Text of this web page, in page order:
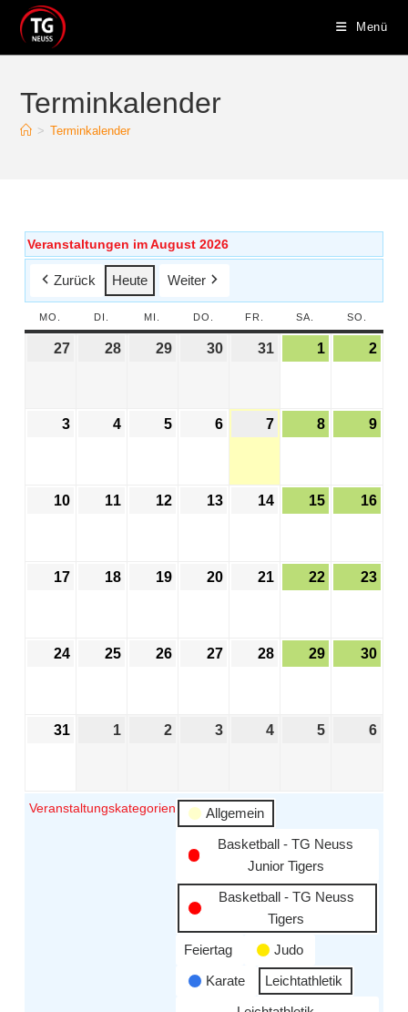
Menü
Terminkalender
> Terminkalender
Veranstaltungen im August 2026
Zurück Heute Weiter
MO. DI. MI. DO. FR. SA. SO.
27 28 29 30 31 1 2
3 4 5 6 7 8 9
10 11 12 13 14 15 16
17 18 19 20 21 22 23
24 25 26 27 28 29 30
31 1 2 3 4 5 6
Veranstaltungskategorien
Allgemein
Basketball - TG Neuss
Junior Tigers
Basketball - TG Neuss
Tigers
Feiertag
Judo
Karate
Leichtathletik